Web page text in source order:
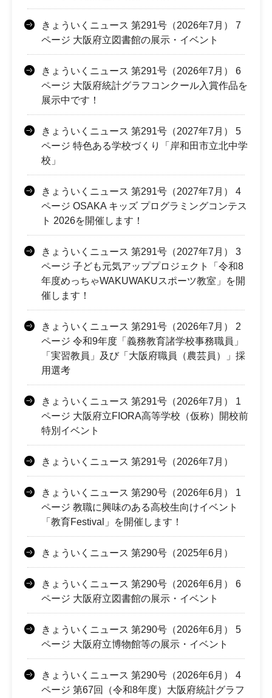
きょういくニュース 第291号（2026年7月） 7
ページ 大阪府立図書館の展示・イベント
きょういくニュース 第291号（2026年7月） 6
ページ 大阪府統計グラフコンクール入賞作品を
展示中です！
きょういくニュース 第291号（2027年7月） 5
ページ 特色ある学校づくり「岸和田市立北中学
校」
きょういくニュース 第291号（2027年7月） 4
ページ OSAKA キッズ プログラミングコンテス
ト 2026を開催します！
きょういくニュース 第291号（2027年7月） 3
ページ 子ども元気アッププロジェクト「令和8
年度めっちゃWAKUWAKUスポーツ教室」を開
催します！
きょういくニュース 第291号（2026年7月） 2
ページ 令和9年度「義務教育諸学校事務職員」
「実習教員」及び「大阪府職員（農芸員）」採
用選考
きょういくニュース 第291号（2026年7月） 1
ページ 大阪府立FIORA高等学校（仮称）開校前
特別イベント
きょういくニュース 第291号（2026年7月）
きょういくニュース 第290号（2026年6月） 1
ページ 教職に興味のある高校生向けイベント
「教育Festival」を開催します！
きょういくニュース 第290号（2025年6月）
きょういくニュース 第290号（2026年6月） 6
ページ 大阪府立図書館の展示・イベント
きょういくニュース 第290号（2026年6月） 5
ページ 大阪府立博物館等の展示・イベント
きょういくニュース 第290号（2026年6月） 4
ページ 第67回（令和8年度）大阪府統計グラフ